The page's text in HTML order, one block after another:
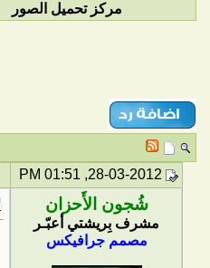
مركز تحميل الصور
شُجون الأَحزان
مشرف بِريشتي أعبّـر
مصمم جرافيكس